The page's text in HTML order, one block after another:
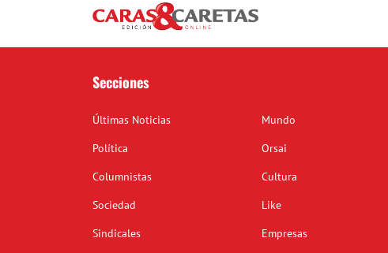
Secciones
Últimas Noticias
Política
Columnistas
Sociedad
Sindicales
Mundo
Orsai
Cultura
Like
Empresas